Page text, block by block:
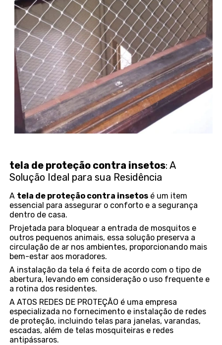
tela de proteção contra insetos: A
Solução Ideal para sua Residência
A tela de proteção contra insetos é um item
essencial para assegurar o conforto e a segurança
dentro de casa.
Projetada para bloquear a entrada de mosquitos e
outros pequenos animais, essa solução preserva a
circulação de ar nos ambientes, proporcionando mais
bem-estar aos moradores.
A instalação da tela é feita de acordo com o tipo de
abertura, levando em consideração o uso frequente e
a rotina dos residentes.
A ATOS REDES DE PROTEÇÃO é uma empresa
especializada no fornecimento e instalação de redes
de proteção, incluindo telas para janelas, varandas,
escadas, além de telas mosquiteiras e redes
antipássaros.